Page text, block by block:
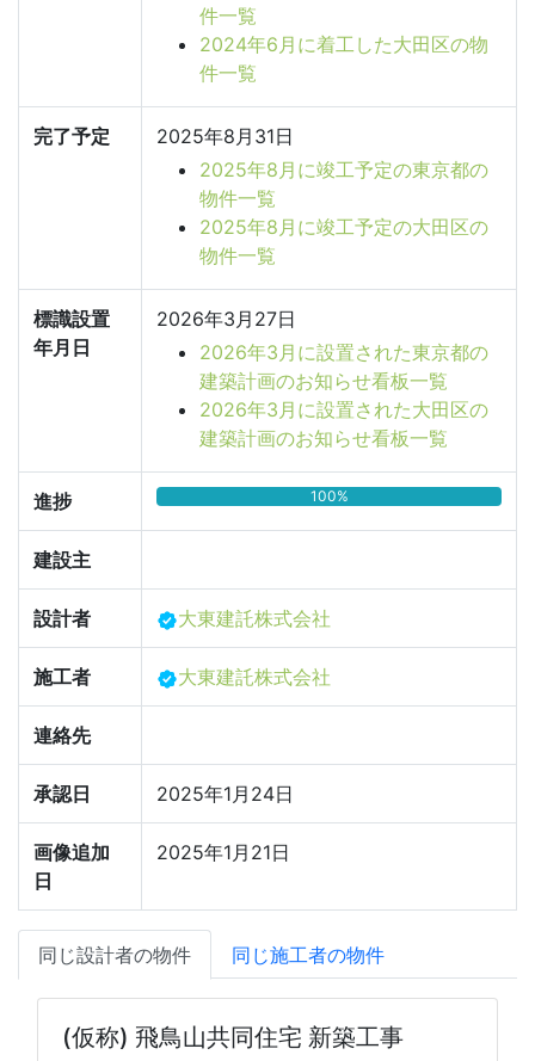
件一覧
2024年6月に着工した大田区の物
件一覧
完了予定
2025年8月31日
2025年8月に竣工予定の東京都の
物件一覧
2025年8月に竣工予定の大田区の
物件一覧
標識設置
年月日
2026年3月27日
2026年3月に設置された東京都の
建築計画のお知らせ看板一覧
2026年3月に設置された大田区の
建築計画のお知らせ看板一覧
進捗 100%
建設主
設計者 大東建託株式会社
施工者 大東建託株式会社
連絡先
承認日 2025年1月24日
画像追加
日
2025年1月21日
同じ設計者の物件 同じ施工者の物件
(仮称) 飛鳥山共同住宅 新築工事